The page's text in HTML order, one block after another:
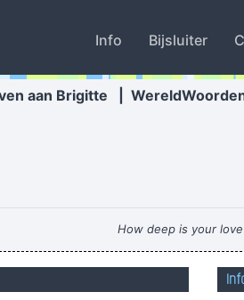
Info Bijsluiter
aan Brigitte
How deep is your
year of the concept album and there